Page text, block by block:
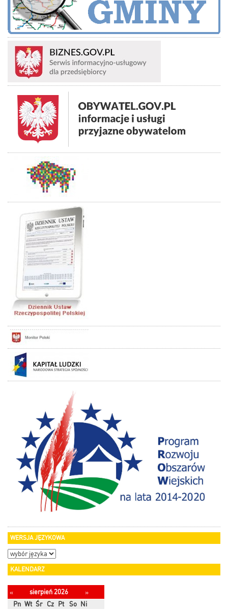
WERSJA JĘZYKOWA
KALENDARZ
« sierpień 2026
»
Pn Wt Śr Cz Pt So Ni